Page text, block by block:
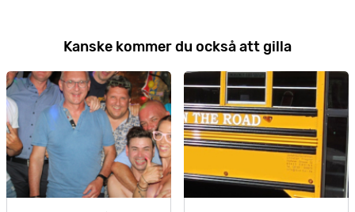
Kanske kommer du också att gilla